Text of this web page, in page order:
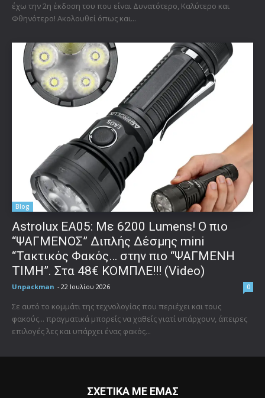
έχω την 2η έκδοση του που είναι Δυνατότερο, Καλύτερο και
Φθηνότερο! Ακολουθεί όπως και...
Blog
Astrolux ΕΑ05: Με 6200 Lumens! Ο πιο
“ΨΑΓΜΕΝΟΣ” Διπλής Δέσμης mini
“Τακτικός Φακός… στην πιο “ΨΑΓΜΕΝΗ
ΤΙΜΗ”. Στα 48€ ΚΟΜΠΛΕ!!! (Video)
Unpackman - 22 Ιουλίου 2026 0
Σε αυτό το κομμάτι της τεχνολογίας που περιέχει και τους
φακούς... πραγματικά μπορείς να χαθείς γιατί υπάρχουν, άπειρες
επιλογές λες και υπάρχει ένας φακός...
ΣΧΕΤΙΚΑ ΜΕ ΕΜΑΣ